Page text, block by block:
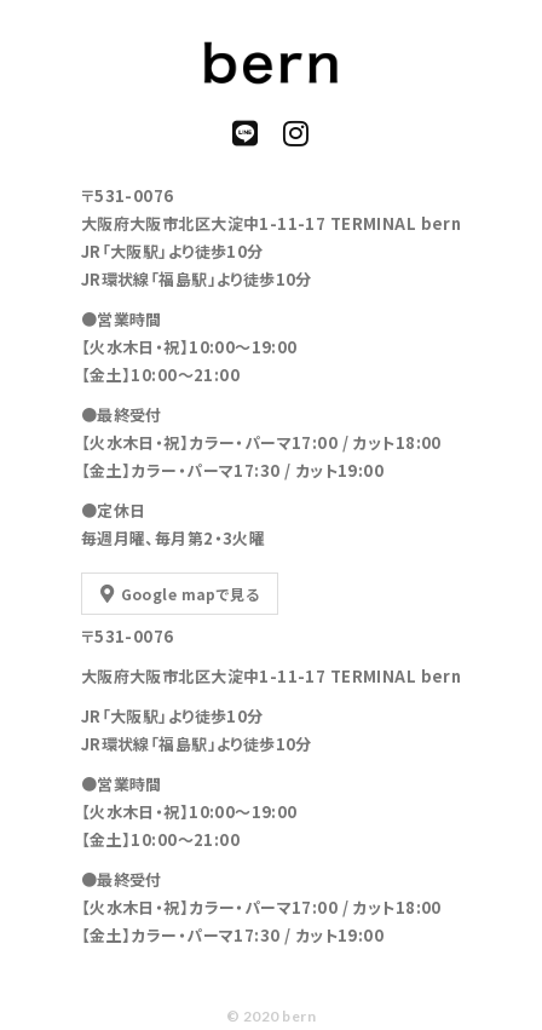
〒531-0076
大阪府大阪市北区大淀中1-11-17 TERMINAL bern
JR「大阪駅」より徒歩10分
JR環状線「福島駅」より徒歩10分
●営業時間
【火水木日・祝】10:00～19:00
【金土】10:00〜21:00
●最終受付
【火水木日・祝】カラー・パーマ17:00 / カット18:00
【金土】カラー・パーマ17:30 / カット19:00
●定休日
毎週月曜、毎月第2・3火曜
Google mapで見る
〒531-0076
大阪府大阪市北区大淀中1-11-17 TERMINAL bern
JR「大阪駅」より徒歩10分
JR環状線「福島駅」より徒歩10分
●営業時間
【火水木日・祝】10:00～19:00
【金土】10:00〜21:00
●最終受付
【火水木日・祝】カラー・パーマ17:00 / カット18:00
【金土】カラー・パーマ17:30 / カット19:00
© 2020 bern